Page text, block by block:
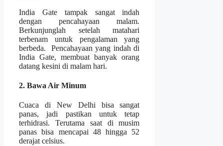
India Gate tampak sangat indah
dengan pencahayaan malam.
Berkunjunglah setelah matahari
terbenam untuk pengalaman yang
berbeda. Pencahayaan yang indah di
India Gate, membuat banyak orang
datang kesini di malam hari.
2. Bawa Air Minum
Cuaca di New Delhi bisa sangat
panas, jadi pastikan untuk tetap
terhidrasi. Terutama saat di musim
panas bisa mencapai 48 hingga 52
derajat celsius.